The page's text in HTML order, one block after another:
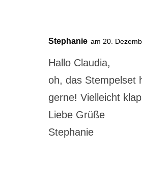
Stephanie am 20.
Hallo Claudia,
oh, das Stempelset
gerne! Vielleicht
Liebe Grüße
Stephanie